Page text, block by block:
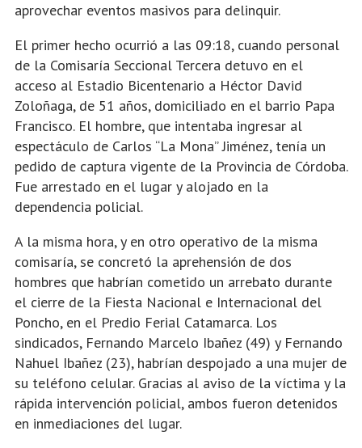
aprovechar eventos masivos para delinquir.
El primer hecho ocurrió a las 09:18, cuando personal
de la Comisaría Seccional Tercera detuvo en el
acceso al Estadio Bicentenario a Héctor David
Zoloñaga, de 51 años, domiciliado en el barrio Papa
Francisco. El hombre, que intentaba ingresar al
espectáculo de Carlos “La Mona” Jiménez, tenía un
pedido de captura vigente de la Provincia de Córdoba.
Fue arrestado en el lugar y alojado en la
dependencia policial.
A la misma hora, y en otro operativo de la misma
comisaría, se concretó la aprehensión de dos
hombres que habrían cometido un arrebato durante
el cierre de la Fiesta Nacional e Internacional del
Poncho, en el Predio Ferial Catamarca. Los
sindicados, Fernando Marcelo Ibañez (49) y Fernando
Nahuel Ibañez (23), habrían despojado a una mujer de
su teléfono celular. Gracias al aviso de la víctima y la
rápida intervención policial, ambos fueron detenidos
en inmediaciones del lugar.